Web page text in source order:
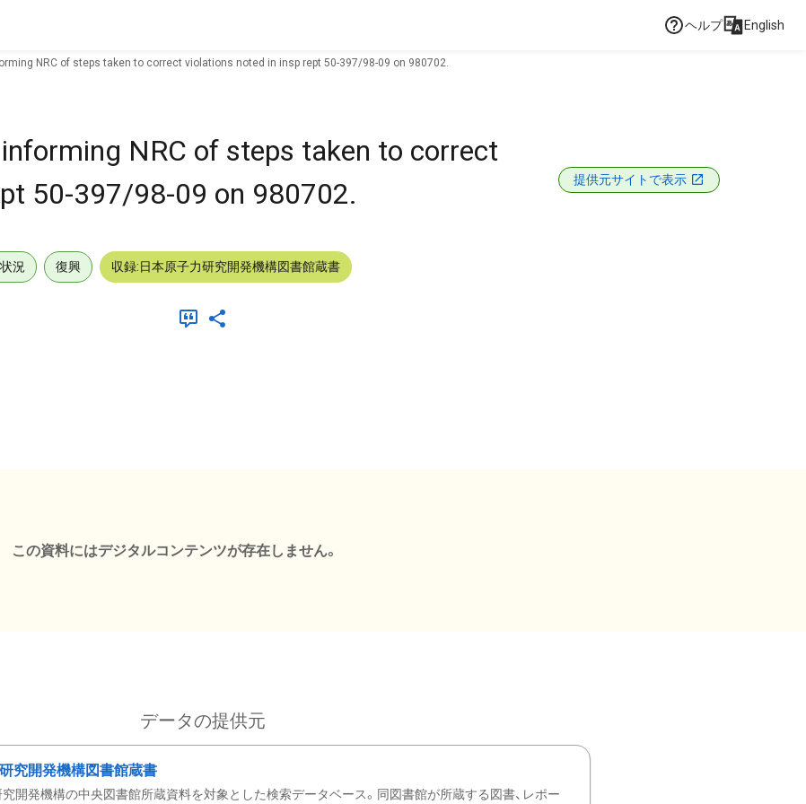
ヘルプ English
NRC of steps taken to correct violations noted in insp rept 50-397/98-09 on 980702.
NRC of steps taken to correct
50-397/98-09 on 980702.
提供元サイトで表示
況 復興 収録:日本原子力研究開発機構図書館蔵書
この資料にはデジタルコンテンツが存在しません。
データの提供元
究開発機構図書館蔵書
開発機構の中央図書館所蔵資料を対象とした検索データベース。同図書館が所蔵する図書、レポー